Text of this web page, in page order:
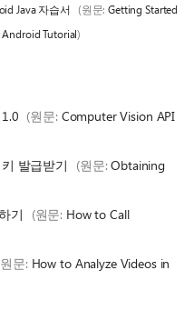
Java 자습서
(원문:Getting Started
Android Tutorial)
(원문: Computer Vision API
발급받기
(원문:Obtaining
기
(원문: How to Call
문: How to Analyze Videos in